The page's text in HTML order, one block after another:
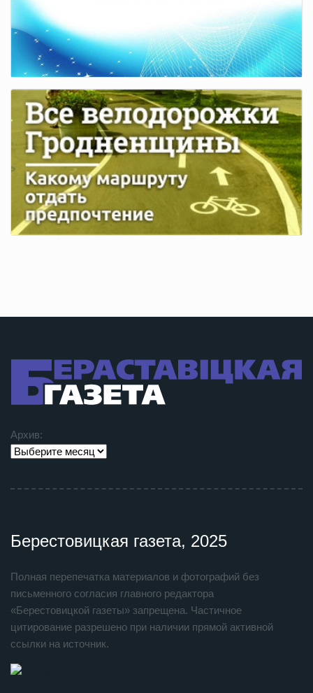
Архив:
Берестовицкая газета, 2025
Полная перепечатка материалов и фотографий без
письменного согласия главного редактора
«Берестовицкой газеты» запрещена. Частичное
цитирование разрешено при наличии прямой активной
ссылки на источник.